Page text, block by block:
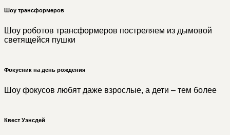
Шоу трансформеров
Шоу роботов трансформеров постреляем из дымовой
светящейся пушки
Фокусник на день рождения
Шоу фокусов любят даже взрослые, а дети – тем более
Квест Уэнсдей